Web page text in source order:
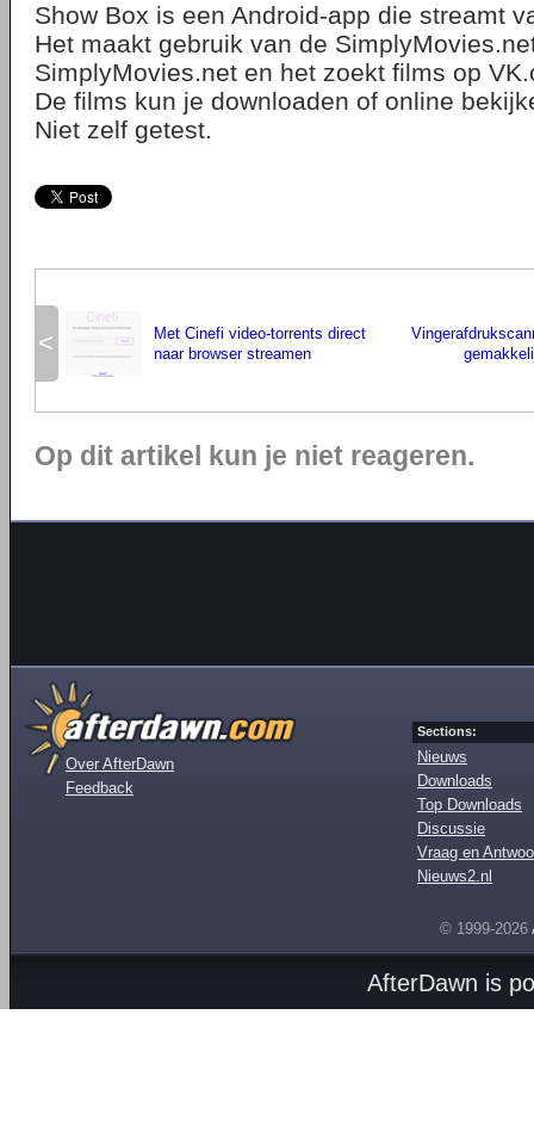
Show Box is een Android-app die streamt
Het maakt gebruik van de
SimplyMovies.net en het zoekt films op
De films kun je downloaden of online
Niet zelf getest.
<
Met Cinefi video-torrents direct
naar browser streamen
Op dit artikel kun je niet reageren.
Over AfterDawn
Feedback
Sections:
Nieuws
Downloads
Top Downloads
Discussie
Vraag en
Nieuws2.nl
© 1999-2026
AfterDawn is